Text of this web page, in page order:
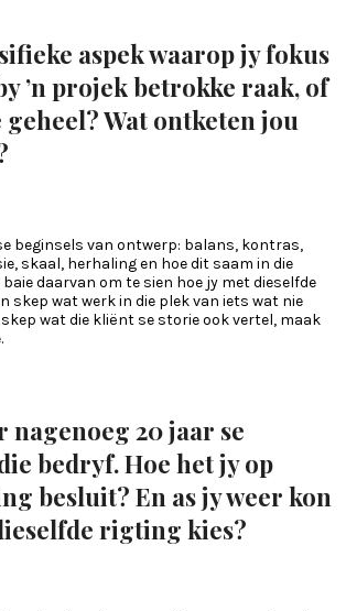
aspek waarop jy fokus
’n projek betrokke raak, of
Wat ontketen jou
beginsels van ontwerp: balans, kontras,
skaal, herhaling en hoe dit saam in die
baie daarvan om te sien hoe jy met dieselfde
skep wat werk in die plek van iets wat nie
wat die kliënt se storie ook vertel, maak
nagenoeg 20 jaar se
bedryf. Hoe het jy op
besluit? En as jy weer kon
rigting kies?